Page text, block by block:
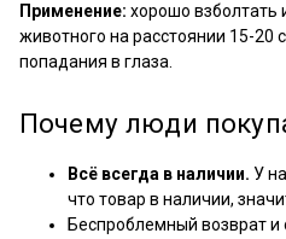
Применение: хорошо взболтать
животного на расстоянии 15-20
попадания в глаза.
Почему люди
Всё всегда в наличии. У
что товар в наличии,
Беспроблемный возврат и